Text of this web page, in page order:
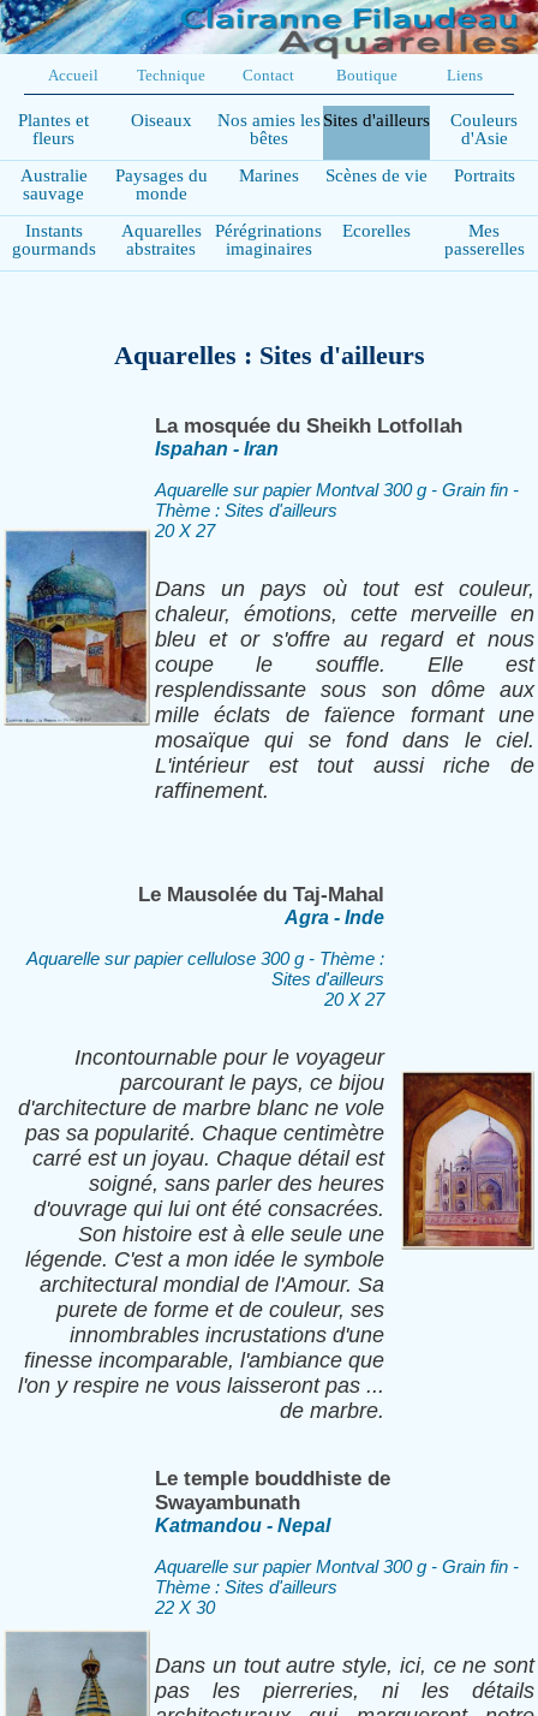
Accueil Technique Contact Boutique Liens
Plantes et
fleurs
Oiseaux
Nos amies les
bêtes
Sites d'ailleurs
Couleurs
d'Asie
Australie
sauvage
Paysages du
monde
Marines Scènes de vie Portraits
Instants
gourmands
Aquarelles
abstraites
Pérégrinations
imaginaires
Ecorelles
Mes
passerelles
Aquarelles : Sites d'ailleurs
La mosquée du Sheikh Lotfollah
Ispahan - Iran
Aquarelle sur papier Montval 300 g - Grain fin -
Thème : Sites d'ailleurs
20 X 27
Dans un pays où tout est couleur,
chaleur, émotions, cette merveille en
bleu et or s'offre au regard et nous
coupe le souffle. Elle est
resplendissante sous son dôme aux
mille éclats de faïence formant une
mosaïque qui se fond dans le ciel.
L'intérieur est tout aussi riche de
raffinement.
Le Mausolée du Taj-Mahal
Agra - Inde
Aquarelle sur papier cellulose 300 g - Thème :
Sites d'ailleurs
20 X 27
Incontournable pour le voyageur
parcourant le pays, ce bijou
d'architecture de marbre blanc ne vole
pas sa popularité. Chaque centimètre
carré est un joyau. Chaque détail est
soigné, sans parler des heures
d'ouvrage qui lui ont été consacrées.
Son histoire est à elle seule une
légende. C'est a mon idée le symbole
architectural mondial de l'Amour. Sa
purete de forme et de couleur, ses
innombrables incrustations d'une
finesse incomparable, l'ambiance que
l'on y respire ne vous laisseront pas ...
de marbre.
Le temple bouddhiste de
Swayambunath
Katmandou - Nepal
Aquarelle sur papier Montval 300 g - Grain fin -
Thème : Sites d'ailleurs
22 X 30
Dans un tout autre style, ici, ce ne sont
pas les pierreries, ni les détails